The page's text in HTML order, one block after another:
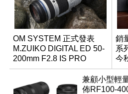
OM SYSTEM 正式發表
M.ZUIKO DIGITAL ED 50-
200mm F2.8 IS PRO
銷
系
今
兼顧小型輕
佈RF100-